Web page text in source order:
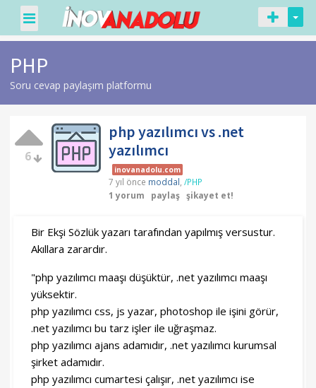
PHP
Soru cevap paylaşım platformu
6
php yazılımcı vs .net
yazılımcı
inovanadolu.com
7 yıl önce moddal /PHP
1 yorum
paylaş şikayet et!
Bir Ekşi Sözlük yazarı tarafından yapılmış versustur.
Akıllara zarardır.
"php yazılımcı maaşı düşüktür, .net yazılımcı maaşı
yüksektir.
php yazılımcı css, js yazar, photoshop ile işini görür,
.net yazılımcı bu tarz işler ile uğraşmaz.
php yazılımcı ajans adamıdır, .net yazılımcı kurumsal
şirket adamıdır.
php yazılımcı cumartesi çalışır, .net yazılımcı ise